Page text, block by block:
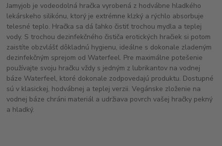
Jamyjob je vodeodolná hračka vyrobená z hodvábne hladkého
lekárskeho silikónu, ktorý je extrémne klzký a rýchlo absorbuje
telesné teplo. Hračka sa dá ľahko čistiť trochou mydla a teplej
vody. S trochou dezinfekčného čističa erotických hračiek si potom
zaistíte obzvlášť dôkladnú hygienu, ideálne s dokonale zladeným
dezinfekčným sprejom od Waterfeel. Pre maximálne potešenie
používajte svoju hračku vždy s jedným z lubrikantov na vodnej
báze Waterfeel, ktoré dokonale zodpovedajú produktu. Dostupné
sú v klasickej, hodvábnej a teplej verzii. Vegánske zloženie na
vodnej báze chráni materiál a udržiava povrch vašej hračky pekný
a hladký.